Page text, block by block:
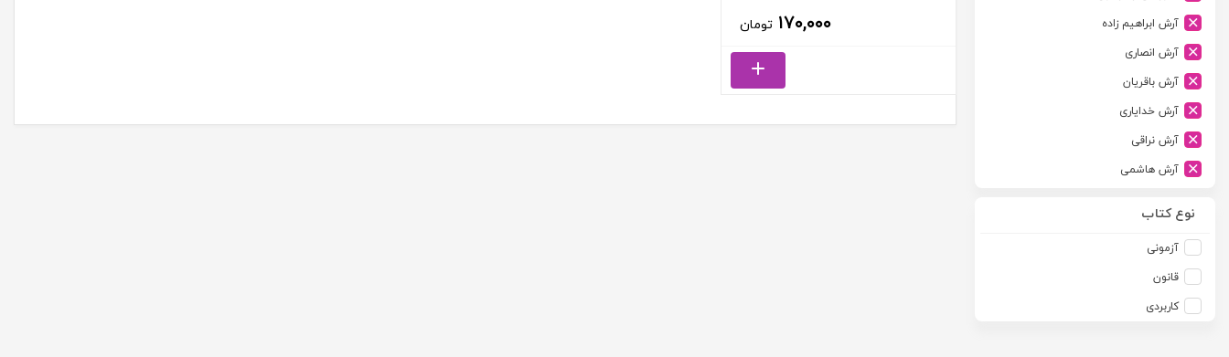
ارجمند
ارسطو
ارشد
اسلامیه
اشکان
اطلاعات
امجد
امید انقلاب
آرش ابراهیم زاده
آرش انصاری
آرش باقریان
آرش خدایاری
آرش نراقی
آرش هاشمی
آزاده صادقی
آزیتا قربانی رحیم
آلبرت ون دایسی
نوع کتاب
آزمونی
قانون
کاربردی
۱۷۰,۰۰۰ تومان